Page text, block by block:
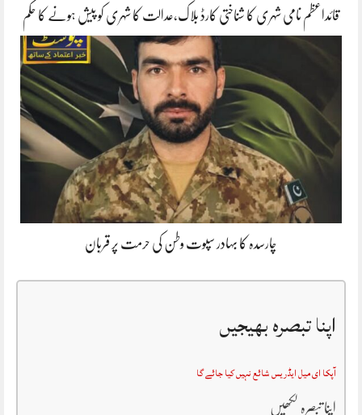
قائداعظم نامی شہری کا شناختی کارڈ بلاک،عدالت کا شہری کو پیش ہونے کا حکم
چارسدہ کا بہادر سپوت وطن کی حرمت پر قربان
اپنا تبصرہ بھیجیں
آپکا ای میل ایڈریس شائع نہیں کیا جائے گا
اپنا تبصرہ لکھیں